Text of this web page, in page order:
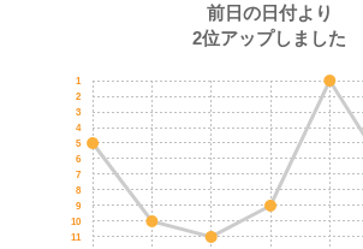
前日の日付より
2位アップしました
11
10
9
8
7
6
5
4
3
2
1